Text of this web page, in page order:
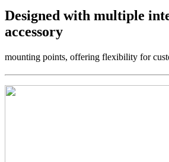
Designed with multiple
accessory
mounting points, offering flexibility for